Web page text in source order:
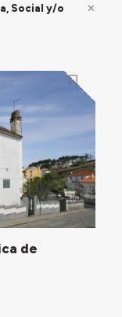
Social y/o
de